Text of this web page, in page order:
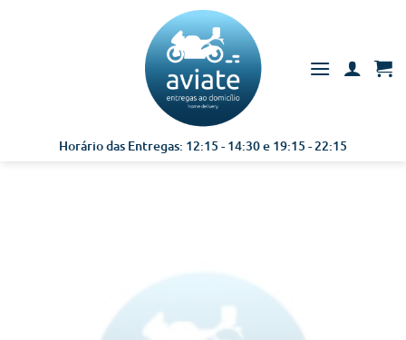
Horário das Entregas: 12:15 - 14:30 e 19:15 - 22:15